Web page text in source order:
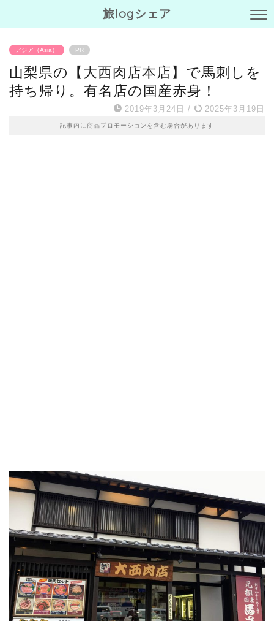
旅logシェア
アジア（Asia） PR
山梨県の【大西肉店本店】で馬刺しを
持ち帰り。有名店の国産赤身！
2019年3月24日 / 2025年3月19日
記事内に商品プロモーションを含む場合があります